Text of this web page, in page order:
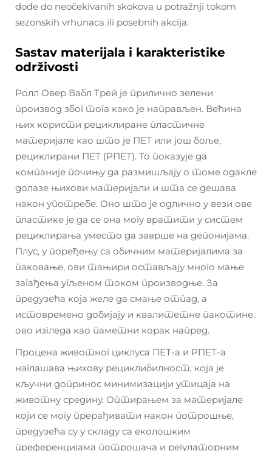
dođe do neočekivanih skokova u potražnji tokom
sezonskih vrhunaca ili posebnih akcija.
Sastav materijala i karakteristike
održivosti
Ролл Овер Вабл Трей је прилично зелени
производ због тога како је направљен. Већина
њих користи рециклиране пластичне
материјале као што је ПЕТ или још боље,
рециклирани ПЕТ (РПЕТ). То показује да
компаније почињу да размишљају о томе одакле
долазе њихови материјали и шта се дешава
након употребе. Оно што је одлично у вези ове
пластике је да се она могу вратити у систем
рециклирања уместо да заврше на депонијама.
Плус, у поређењу са обичним материјалима за
паковање, ови тањири остављају много мање
загађења угљеном током производње. За
предузећа која желе да смање отпад, а
истовремено добијају и квалитетне пакотине,
ово изгледа као паметни корак напред.
Процена животног циклуса ПЕТ-а и РПЕТ-а
наглашава њихову рециклибилност, која је
кључни допринос минимизацији утицаја на
животну средину. Оптирањем за материјале
који се могу прерађивати након потрошње,
предузећа су у складу са еколошким
преференцијама потрошача и регулаторним